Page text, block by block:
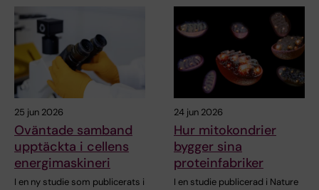
25 jun 2026
Oväntade samband
upptäckta i cellens
energimaskineri
I en ny studie som publicerats i
24 jun 2026
Hur mitokondrier
bygger sina
proteinfabriker
I en studie publicerad i Nature